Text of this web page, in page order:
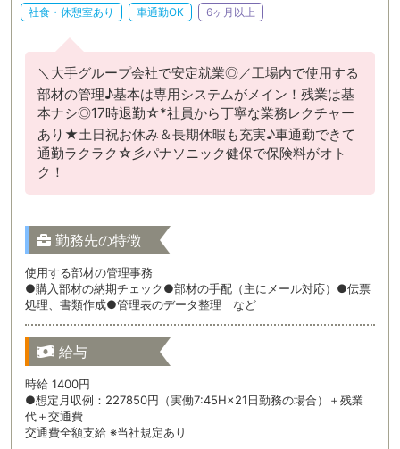
社食・休憩室あり
車通勤OK 6ヶ月以上
＼大手グループ会社で安定就業◎／工場内で使用する
部材の管理♪基本は専用システムがメイン！残業は基
本ナシ◎17時退勤☆*社員から丁寧な業務レクチャー
あり★土日祝お休み＆長期休暇も充実♪車通勤できて
通勤ラクラク☆彡パナソニック健保で保険料がオト
ク！
勤務先の特徴
使用する部材の管理事務
●購入部材の納期チェック●部材の手配（主にメール対応）●伝票
処理、書類作成●管理表のデータ整理 など
給与
時給 1400円
●想定月収例：227850円（実働7:45H×21日勤務の場合）＋残業
代＋交通費
交通費全額支給 ※当社規定あり